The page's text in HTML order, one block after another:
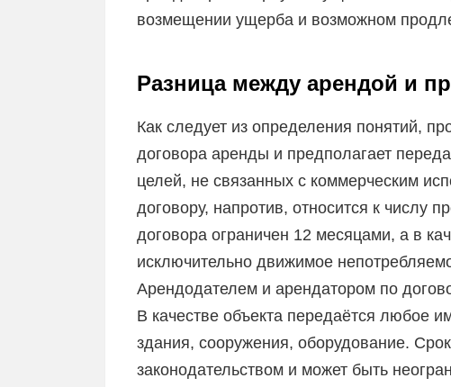
возмещении ущерба и возможном
Разница между арендой и
Как следует из определения понятий,
договора аренды и предполагает
целей, не связанных с коммерческим
договору, напротив, относится к числу
договора ограничен 12 месяцами, а в
исключительно движимое
Арендодателем и арендатором по
В качестве объекта передаётся любое
здания, сооружения, оборудование.
законодательством и может быть